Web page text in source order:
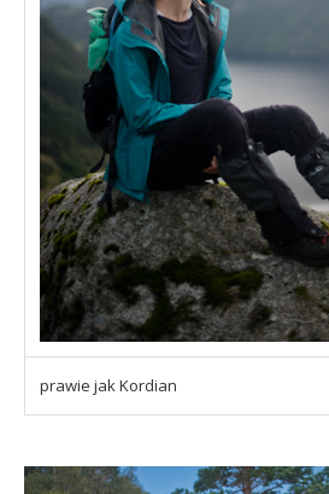
prawie jak Kordian